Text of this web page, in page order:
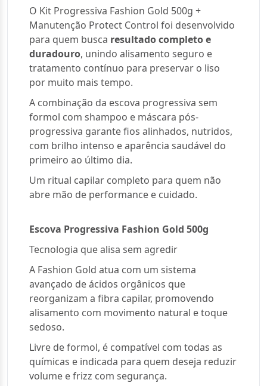
O Kit Progressiva Fashion Gold 500g +
Manutenção Protect Control foi desenvolvido
para quem busca resultado completo e
duradouro, unindo alisamento seguro e
tratamento contínuo para preservar o liso
por muito mais tempo.
A combinação da escova progressiva sem
formol com shampoo e máscara pós-
progressiva garante fios alinhados, nutridos,
com brilho intenso e aparência saudável do
primeiro ao último dia.
Um ritual capilar completo para quem não
abre mão de performance e cuidado.
Escova Progressiva Fashion Gold 500g
Tecnologia que alisa sem agredir
A Fashion Gold atua com um sistema
avançado de ácidos orgânicos que
reorganizam a fibra capilar, promovendo
alisamento com movimento natural e toque
sedoso.
Livre de formol, é compatível com todas as
químicas e indicada para quem deseja reduzir
volume e frizz com segurança.